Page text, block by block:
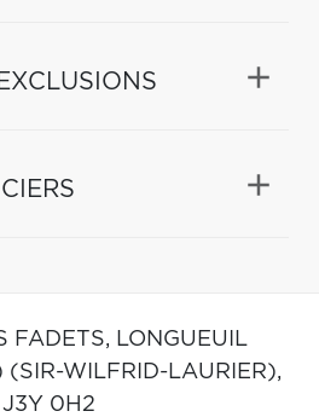
FADETS, LONGUEUIL
(SIR-WILFRID-LAURIER),
J3Y 0H2